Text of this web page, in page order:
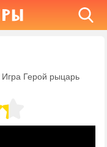
Игра Герой рыцарь